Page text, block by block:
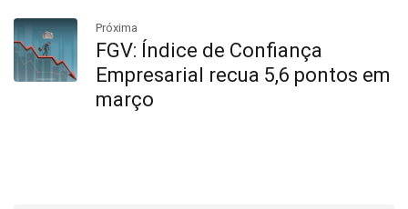
Próxima
FGV: Índice de Confiança
Empresarial recua 5,6 pontos em
março